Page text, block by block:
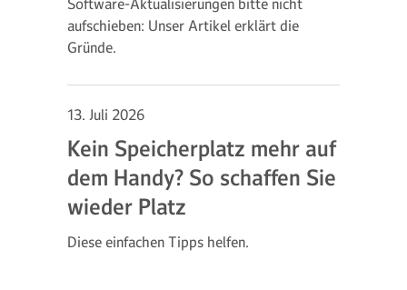
Software-Aktualisierungen bitte nicht
aufschieben: Unser Artikel erklärt die
Gründe.
13. Juli 2026
Kein Speicherplatz mehr auf
dem Handy? So schaffen Sie
wieder Platz
Diese einfachen Tipps helfen.